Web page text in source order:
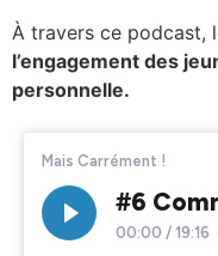
À travers ce podcast,
l’engagement des
personnelle.